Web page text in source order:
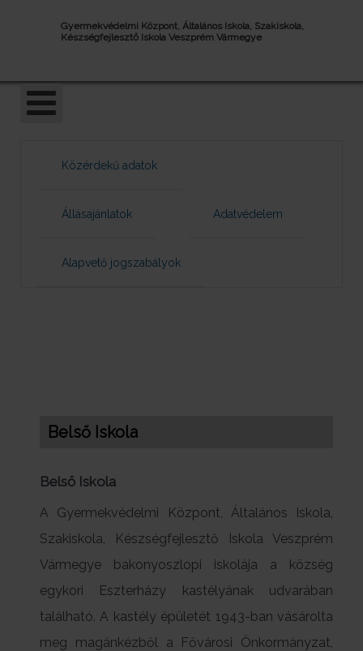
Gyermekvédelmi Központ, Általános Iskola, Szakiskola,
Készségfejlesztő Iskola Veszprém Vármegye
Közérdekű adatok
Állásajánlatok Adatvédelem
Alapvető jogszabályok
Belső Iskola
Belső Iskola
A Gyermekvédelmi Központ, Általános Iskola,
Szakiskola, Készségfejlesztő Iskola Veszprém
Vármegye bakonyoszlopi iskolája a község
egykori Eszterházy kastélyának udvarában
található. A kastély épületét 1943-ban vásárolta
meg magánkézből a Fővárosi Önkormányzat,